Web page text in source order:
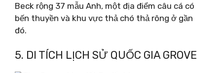
Beck rộng 37 mẫu Anh, một địa điểm câu cá có
bến thuyền và khu vực thả chó thả rông ở gần
đó.
5. DI TÍCH LỊCH SỬ QUỐC GIA GROVE